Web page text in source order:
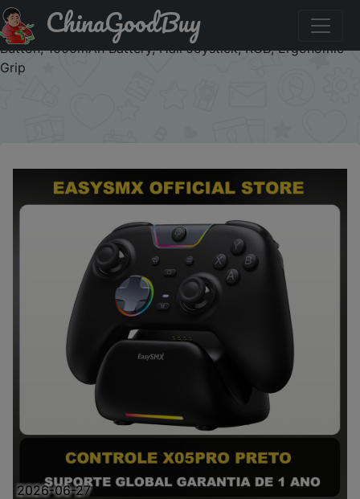
Купить с промокодом :IFPEOIAI EasySMX X05Pro
Charging Dock Controller for PC/Switch/Phone, Silent
Button, 1000mAh Battery, Hall Joystick, RGB, Ergonomic
Grip
ChinaGoodBuy
2026-06-27